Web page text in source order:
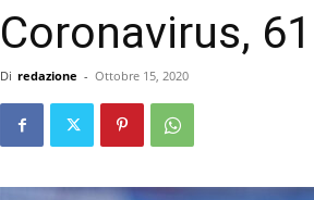
Coronavirus,
Di redazione - Ottobre 15, 2020